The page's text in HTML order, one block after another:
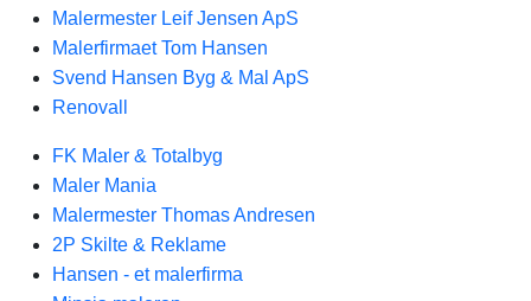
Malermester Leif Jensen ApS
Malerfirmaet Tom Hansen
Svend Hansen Byg & Mal ApS
Renovall
FK Maler & Totalbyg
Maler Mania
Malermester Thomas Andresen
2P Skilte & Reklame
Hansen - et malerfirma